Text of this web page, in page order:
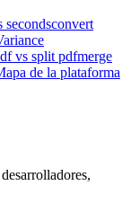
secondsconvert
vs split pdfmerge
de la plataforma